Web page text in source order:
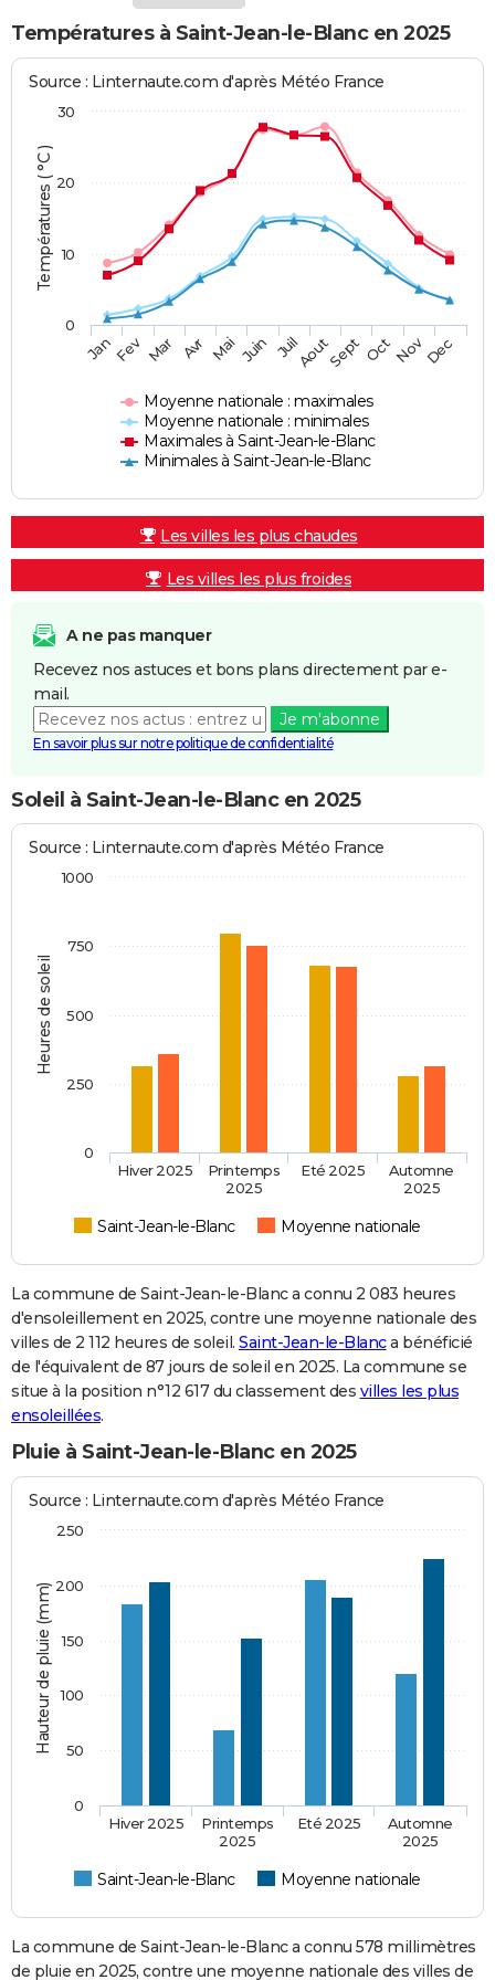
Températures à Saint-Jean-le-Blanc en 2025
Températures ( °C )
Source : Linternaute.com d'après Météo France
Moyenne nationale : maximales
Moyenne nationale : minimales
Maximales à Saint-Jean-le-Blanc
Minimales à Saint-Jean-le-Blanc
JanFev Mar Avr Mai Juin JuilAoutSept OctNovDec
0
10
20
30
Les villes les plus chaudes
Les villes les plus froides
A ne pas manquer
Recevez nos astuces et bons plans directement par e-
mail.
Je m'abonne
En savoir plus sur notre politique de confidentialité
Soleil à Saint-Jean-le-Blanc en 2025
Heures de soleil
Source : Linternaute.com d'après Météo France
Saint-Jean-le-Blanc Moyenne nationale
Hiver 2025
Printemps
2025
Eté 2025
Automne
2025
0
250
500
750
1000
La commune de Saint-Jean-le-Blanc a connu 2 083 heures
d'ensoleillement en 2025, contre une moyenne nationale des
villes de 2 112 heures de soleil. Saint-Jean-le-Blanca bénéficié
de l'équivalent de 87 jours de soleil en 2025. La commune se
situe à la position n°12 617 du classement des villes les plus
ensoleillées.
Pluie à Saint-Jean-le-Blanc en 2025
Hauteur de pluie (mm)
Source : Linternaute.com d'après Météo France
Saint-Jean-le-Blanc Moyenne nationale
Hiver 2025
Printemps
2025
Eté 2025
Automne
2025
0
50
100
150
200
250
La commune de Saint-Jean-le-Blanc a connu 578 millimètres
de pluie en 2025, contre une moyenne nationale des villes de